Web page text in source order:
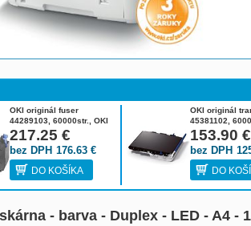
OKI originál fuser
44289103, 60000str., OKI
C610, C711
217.25 €
176.63 €
bez DPH
DO KOŠÍKA
OKI originál
45381102,
MC760, 770,
153.90
bez DPH
DO
- barva - Duplex - LED - A4 -